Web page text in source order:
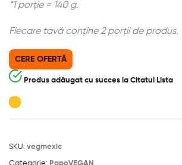
*1 porție = 140 g.
Fiecare tavă conține 2 porții de produs.
CERE OFERTĂ
Produs adăugat cu succes la Citatul Lista
SKU: vegmexic